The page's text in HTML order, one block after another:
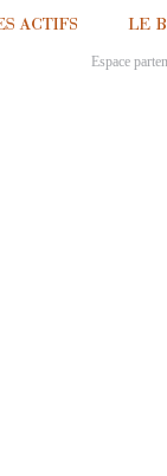
Espace